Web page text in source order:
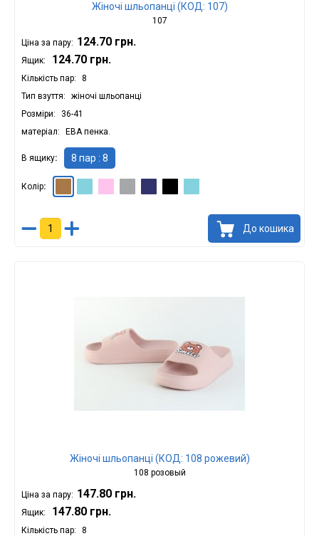
Жіночі шльопанці (КОД: 107)
107
Ціна за пару: 124.70 грн.
Ящик: 124.70 грн.
Кількість пар
8
Тип взуття
жіночі шльопанці
Розміри
36-41
матеріал
ЕВА пенка.
В ящику 8 пар : 8
Колір
До кошика
Жіночі шльопанці (КОД: 108 рожевий)
108 розовый
Ціна за пару: 147.80 грн.
Ящик: 147.80 грн.
Кількість пар
8